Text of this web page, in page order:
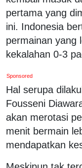
pertama yang
ini. Indonesia
permainan yang
kekalahan 0-3
Sponsored
Hal serupa
Fousseni
akan merotasi
menit bermain
mendapatkan